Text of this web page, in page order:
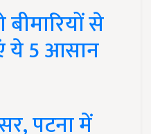
से
ये 5 आसान
पटना में